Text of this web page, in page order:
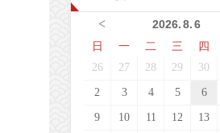
< 2026.8.6
日
一 二 三 四
26 27 28 29 30
2 3 4 5 6
9 10 11 12 13